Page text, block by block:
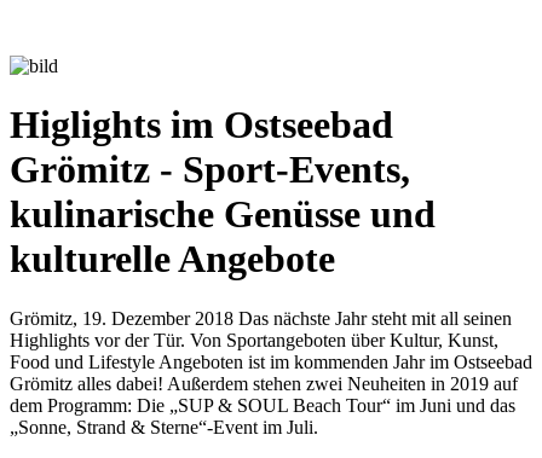
Higlights im Ostseebad
Grömitz - Sport-Events,
kulinarische Genüsse und
kulturelle Angebote
Grömitz, 19. Dezember 2018 Das nächste Jahr steht mit all seinen
Highlights vor der Tür. Von Sportangeboten über Kultur, Kunst,
Food und Lifestyle Angeboten ist im kommenden Jahr im Ostseebad
Grömitz alles dabei! Außerdem stehen zwei Neuheiten in 2019 auf
dem Programm: Die „SUP & SOUL Beach Tour“ im Juni und das
„Sonne, Strand & Sterne“-Event im Juli.